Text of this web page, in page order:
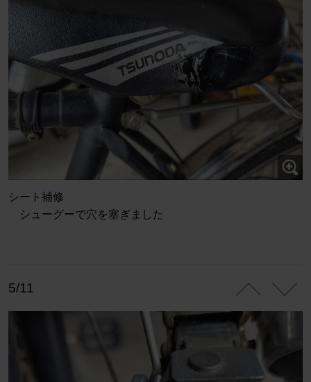
シート補修
シューグーで穴を塞ぎました
5/11